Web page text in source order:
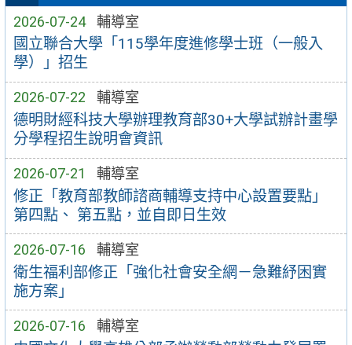
2026-07-24 輔導室
國立聯合大學「115學年度進修學士班（一般入
學）」招生
2026-07-22 輔導室
德明財經科技大學辦理教育部30+大學試辦計畫學
分學程招生說明會資訊
2026-07-21 輔導室
修正「教育部教師諮商輔導支持中心設置要點」
第四點、 第五點，並自即日生效
2026-07-16 輔導室
衛生福利部修正「強化社會安全網－急難紓困實
施方案」
2026-07-16 輔導室